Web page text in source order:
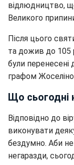
відлюдництво,
Великого
Після цього
та дожив до 105
були
графом
Що сьогодні
Відповідно до
виконувати
бездумно. Аби
негаразди,